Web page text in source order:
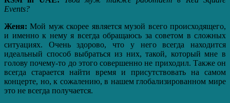
Events?
Женя:Мой муж скорее является музой всего происходящего,
и именно к нему я всегда обращаюсь за советом в сложных
ситуациях. Очень здорово, что у него всегда находится
идеальный способ выбраться из них, такой, который мне в
голову почему-то до этого совершенно не приходил. Также он
всегда старается найти время и присутствовать на самом
концерте, но, к сожалению, в нашем глобализированном мире
это не всегда получается.